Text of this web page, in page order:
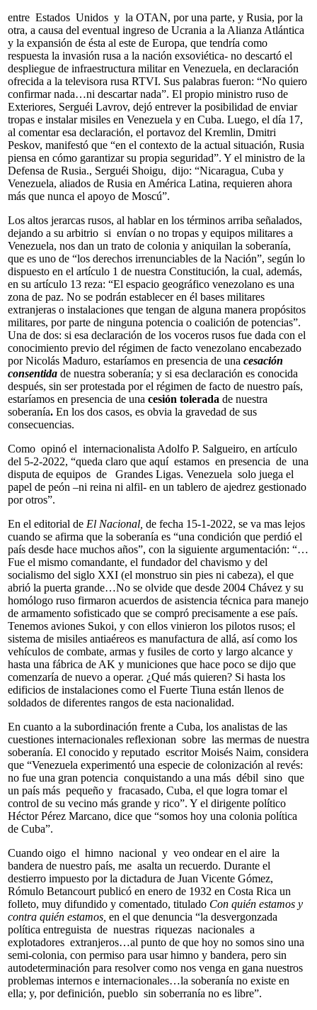
entre Estados Unidos y la OTAN, por una parte, y Rusia, por la
otra, a causa del eventual ingreso de Ucrania a la Alianza Atlántica
y la expansión de ésta al este de Europa, que tendría como
respuesta la invasión rusa a la nación exsoviética- no descartó el
despliegue de infraestructura militar en Venezuela, en declaración
ofrecida a la televisora rusa RTVI. Sus palabras fueron: “No quiero
confirmar nada…ni descartar nada”. El propio ministro ruso de
Exteriores, Serguéi Lavrov, dejó entrever la posibilidad de enviar
tropas e instalar misiles en Venezuela y en Cuba. Luego, el día 17,
al comentar esa declaración, el portavoz del Kremlin, Dmitri
Peskov, manifestó que “en el contexto de la actual situación, Rusia
piensa en cómo garantizar su propia seguridad”. Y el ministro de la
Defensa de Rusia., Serguéi Shoigu, dijo: “Nicaragua, Cuba y
Venezuela, aliados de Rusia en América Latina, requieren ahora
más que nunca el apoyo de Moscú”.
Los altos jerarcas rusos, al hablar en los términos arriba señalados,
dejando a su arbitrio si envían o no tropas y equipos militares a
Venezuela, nos dan un trato de colonia y aniquilan la soberanía,
que es uno de “los derechos irrenunciables de la Nación”, según lo
dispuesto en el artículo 1 de nuestra Constitución, la cual, además,
en su artículo 13 reza: “El espacio geográfico venezolano es una
zona de paz. No se podrán establecer en él bases militares
extranjeras o instalaciones que tengan de alguna manera propósitos
militares, por parte de ninguna potencia o coalición de potencias”.
Una de dos: si esa declaración de los voceros rusos fue dada con el
conocimiento previo del régimen de facto venezolano encabezado
por Nicolás Maduro, estaríamos en presencia de una cesación
consentida de nuestra soberanía; y si esa declaración es conocida
después, sin ser protestada por el régimen de facto de nuestro país,
estaríamos en presencia de una cesión tolerada de nuestra
soberanía. En los dos casos, es obvia la gravedad de sus
consecuencias.
Como opinó el internacionalista Adolfo P. Salgueiro, en artículo
del 5-2-2022, “queda claro que aquí estamos en presencia de una
disputa de equipos de Grandes Ligas. Venezuela solo juega el
papel de peón –ni reina ni alfil- en un tablero de ajedrez gestionado
por otros”.
En el editorial de El Nacional, de fecha 15-1-2022, se va mas lejos
cuando se afirma que la soberanía es “una condición que perdió el
país desde hace muchos años”, con la siguiente argumentación: “…
Fue el mismo comandante, el fundador del chavismo y del
socialismo del siglo XXI (el monstruo sin pies ni cabeza), el que
abrió la puerta grande…No se olvide que desde 2004 Chávez y su
homólogo ruso firmaron acuerdos de asistencia técnica para manejo
de armamento sofisticado que se compró precisamente a ese país.
Tenemos aviones Sukoi, y con ellos vinieron los pilotos rusos; el
sistema de misiles antiaéreos es manufactura de allá, así como los
vehículos de combate, armas y fusiles de corto y largo alcance y
hasta una fábrica de AK y municiones que hace poco se dijo que
comenzaría de nuevo a operar. ¿Qué más quieren? Si hasta los
edificios de instalaciones como el Fuerte Tiuna están llenos de
soldados de diferentes rangos de esta nacionalidad.
En cuanto a la subordinación frente a Cuba, los analistas de las
cuestiones internacionales reflexionan sobre las mermas de nuestra
soberanía. El conocido y reputado escritor Moisés Naim, considera
que “Venezuela experimentó una especie de colonización al revés:
no fue una gran potencia conquistando a una más débil sino que
un país más pequeño y fracasado, Cuba, el que logra tomar el
control de su vecino más grande y rico”. Y el dirigente político
Héctor Pérez Marcano, dice que “somos hoy una colonia política
de Cuba”.
Cuando oigo el himno nacional y veo ondear en el aire la
bandera de nuestro país, me asalta un recuerdo. Durante el
destierro impuesto por la dictadura de Juan Vicente Gómez,
Rómulo Betancourt publicó en enero de 1932 en Costa Rica un
folleto, muy difundido y comentado, titulado Con quién estamos y
contra quién estamos, en el que denuncia “la desvergonzada
política entreguista de nuestras riquezas nacionales a
explotadores extranjeros…al punto de que hoy no somos sino una
semi-colonia, con permiso para usar himno y bandera, pero sin
autodeterminación para resolver como nos venga en gana nuestros
problemas internos e internacionales…la soberanía no existe en
ella; y, por definición, pueblo sin soberranía no es libre”.